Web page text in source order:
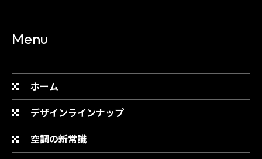
Menu
ホーム
デザインラインナップ
空調の新常識